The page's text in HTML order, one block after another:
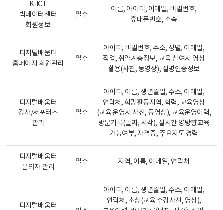
K-ICT
빅데이터센터
회원정보
필수
이름, 아이디, 이메일, 비밀번호,
휴대폰번호, 소속
디지털배움터
홈페이지 회원관리
필수
아이디, 비밀번호, 주소, 성별, 이메일,
직업, 취약계층정보, 교육 참여시 영상
촬용(사진, 동영상), 실명인증정보
디지털배움터
강사/서포터즈
관리
필수
아이디, 이름, 생년월일, 주소, 이메일,
연락처, 희망활동지역, 학력, 교육영상
(교육 운영시 사진, 동영상), 교육운영이력,
방문기록(날짜, 시각), 실시간 양방향교육
가능여부, 자격증, 주요지도 경력
디지털배움터
문의자 관리
필수 지역, 이름, 이메일, 연락처
디지털배움터
아이디, 이름, 생년월일, 주소, 이메일,
연락처, 초상(교육 수강사진, 영상),